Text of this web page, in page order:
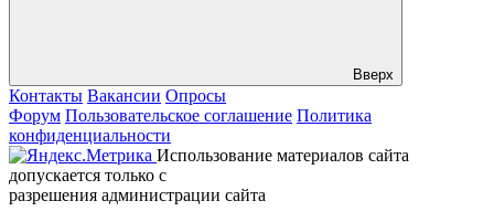
Вверх
Контакты Вакансии Опросы
Форум Пользовательское соглашение Политика
конфиденциальности
Использование материалов сайта
допускается только с
разрешения администрации сайта